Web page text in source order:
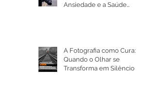
Ansiedade e a Saúde
A Fotografia como Cura:
Quando o Olhar se
Transforma em Silêncio